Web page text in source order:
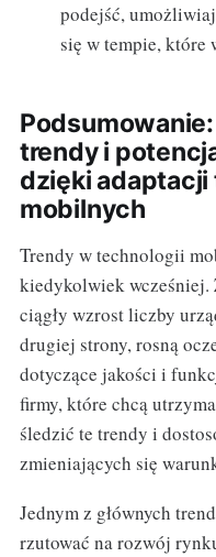
podejść,
się w tempie, które
trendy i
dzięki
mobilnych
Trendy w technologii
kiedykolwiek wcześniej.
ciągły wzrost liczby
drugiej strony, rosną
dotyczące jakości i
firmy, które chcą
śledzić te trendy i
zmieniających się
Jednym z głównych
rzutować na rozwój